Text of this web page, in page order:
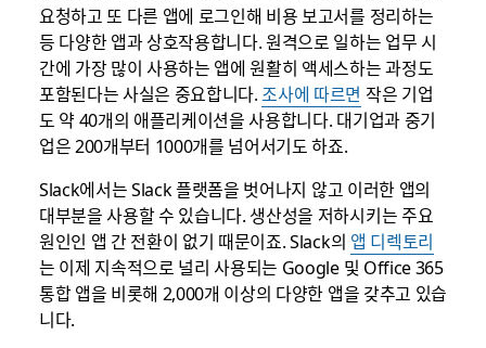
요청하고 또 다른 앱에 로그인해 비용 보고서를 정리하는
등 다양한 앱과 상호작용합니다. 원격으로 일하는 업무 시
간에 가장 많이 사용하는 앱에 원활히 액세스하는 과정도
포함된다는 사실은 중요합니다.조사에 따르면 작은 기업
도 약 40개의 애플리케이션을 사용합니다. 대기업과 중기
업은 200개부터 1000개를 넘어서기도 하죠.
Slack에서는 Slack 플랫폼을 벗어나지 않고 이러한 앱의
대부분을 사용할 수 있습니다. 생산성을 저하시키는 주요
원인인 앱 간 전환이 없기 때문이죠. Slack의 앱 디렉토리
는 이제 지속적으로 널리 사용되는 Google 및 Office 365
통합 앱을 비롯해 2,000개 이상의 다양한 앱을 갖추고 있습
니다.